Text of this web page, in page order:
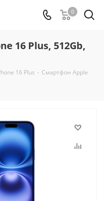
0
16 Plus, 512Gb,
16 Plus - Смартфон Apple